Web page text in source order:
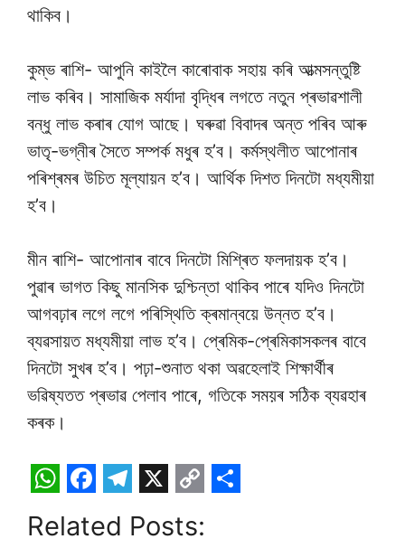
থাকিব।
কুম্ভ ৰাশি- আপুনি কাইলৈ কাৰোবাক সহায় কৰি আত্মসন্তুষ্টি
লাভ কৰিব। সামাজিক মৰ্যাদা বৃদ্ধিৰ লগতে নতুন প্ৰভাৱশালী
বন্ধু লাভ কৰাৰ যোগ আছে। ঘৰুৱা বিবাদৰ অন্ত পৰিব আৰু
ভাতৃ-ভগ্নীৰ সৈতে সম্পৰ্ক মধুৰ হ’ব। কৰ্মস্থলীত আপোনাৰ
পৰিশ্ৰমৰ উচিত মূল্যায়ন হ’ব। আৰ্থিক দিশত দিনটো মধ্যমীয়া
হ’ব।
মীন ৰাশি- আপোনাৰ বাবে দিনটো মিশ্ৰিত ফলদায়ক হ’ব।
পুৱাৰ ভাগত কিছু মানসিক দুশ্চিন্তা থাকিব পাৰে যদিও দিনটো
আগবঢ়াৰ লগে লগে পৰিস্থিতি ক্ৰমান্বয়ে উন্নত হ’ব।
ব্যৱসায়ত মধ্যমীয়া লাভ হ’ব। প্ৰেমিক-প্ৰেমিকাসকলৰ বাবে
দিনটো সুখৰ হ’ব। পঢ়া-শুনাত থকা অৱহেলাই শিক্ষাৰ্থীৰ
ভৱিষ্যতত প্ৰভাৱ পেলাব পাৰে, গতিকে সময়ৰ সঠিক ব্যৱহাৰ
কৰক।
W
T X
Related Posts: